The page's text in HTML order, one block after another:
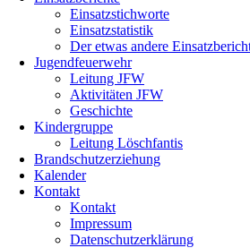
Einsatzstichworte
Einsatzstatistik
Der etwas andere
Jugendfeuerwehr
Leitung JFW
Aktivitäten JFW
Geschichte
Kindergruppe
Leitung Löschfantis
Brandschutzerziehung
Kalender
Kontakt
Kontakt
Impressum
Datenschutzerklärung